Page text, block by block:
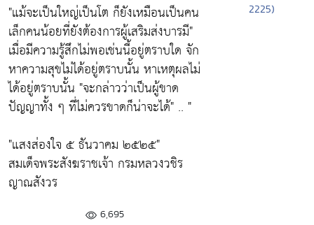
"แม้จะเป็นใหญ่เป็นโต ก็ยังเหมือนเป็นคน
เล็กคนน้อยที่ยังต้องการผู้เสริมส่งบารมี"
เมื่อมีความรู้สึกไม่พอเช่นนี้อยู่ตราบใด จัก
หาความสุขไม่ได้อยู่ตราบนั้น หาเหตุผลไม่
ได้อยู่ตราบนั้น "จะกล่าวว่าเป็นผู้ขาด
ปัญญาทั้ง ๆ ที่ไม่ควรขาดก็น่าจะได้" .. "
"แสงส่องใจ ๕ ธันวาคม ๒๕๒๕"
สมเด็จพระสังฆราชเจ้า กรมหลวงวชิร
ญาณสังวร
6,695
2225)